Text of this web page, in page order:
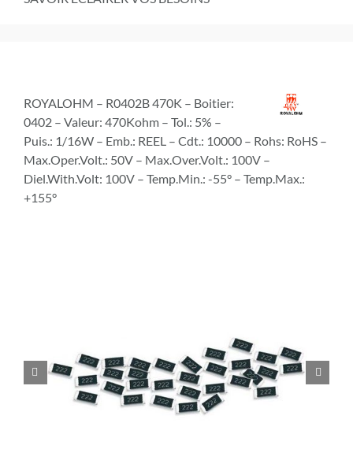
ROYALOHM – R0402B 470K – Boitier:
0402 – Valeur: 470Kohm – Tol.: 5% –
Puis.: 1/16W – Emb.: REEL – Cdt.: 10000 – Rohs: RoHS –
Max.Oper.Volt.: 50V – Max.Over.Volt.: 100V –
Diel.With.Volt: 100V – Temp.Min.: -55° – Temp.Max.:
+155°
 